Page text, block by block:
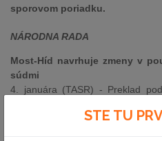
sporovom poriadku.
NÁRODNA RADA
Most-Híd navrhuje zmeny v
súdmi
4. januára (TASR) - Preklad
súdnom konaní by mal
STE TU